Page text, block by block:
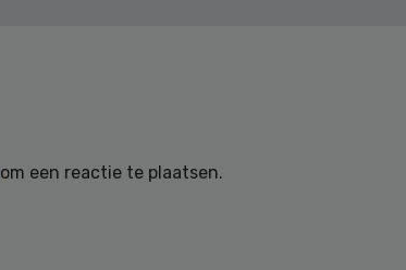
om een reactie te plaatsen.